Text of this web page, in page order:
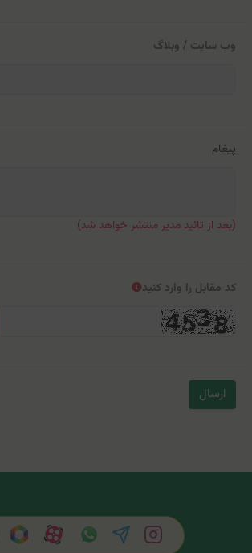
وب سایت / وبلاگ
پیغام
(بعد از تائید مدیر منتشر خواهد شد)
کد مقابل را وارد کنید
ارسال